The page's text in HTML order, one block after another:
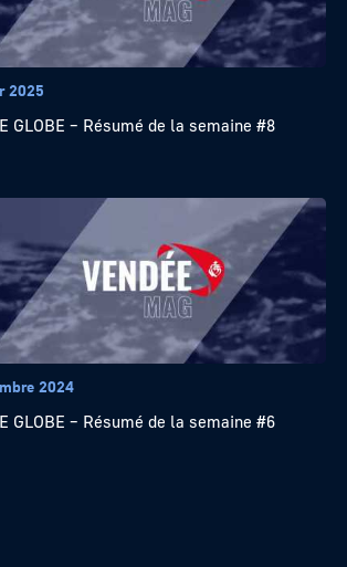
2025
GLOBE – Résumé de la semaine #8
2024
GLOBE – Résumé de la semaine #6